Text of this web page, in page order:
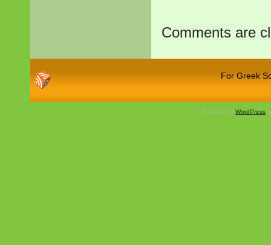
Comments are
For Greek
Powered by WordPress